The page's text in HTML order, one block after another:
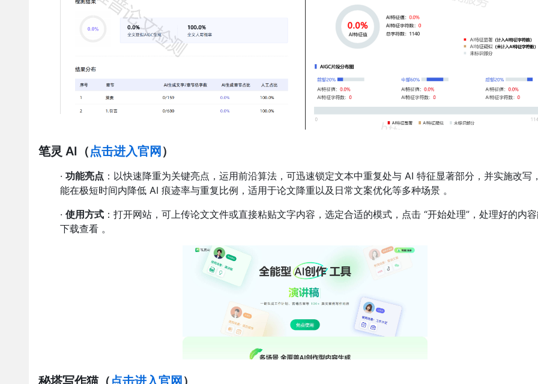
笔灵 AI （点击进入官网 ）
· 功能亮点 ：以快速降重为关键亮点，运用前沿算法，可迅速锁定文本中重复处与 AI 特征显著部分，并实施改写
能在极短时间内降低 AI 痕迹率与重复比例，适用于论文降重以及日常文案优化等多种场景 。
· 使用方式 ：打开网站，可上传论文文件或直接粘贴文字内容，选定合适的模式，点击 “开始处理”，处理好的内
下载查看 。
秘塔写作猫（点击进入官网 ）